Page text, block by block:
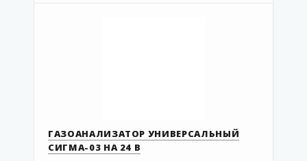
ГАЗОАНАЛИЗАТОР УНИВЕРСАЛЬНЫЙ
СИГМА-03 НА 24 В